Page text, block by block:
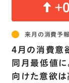
来月の消費予報
4月の消費意
同月最低値
向けた意欲は